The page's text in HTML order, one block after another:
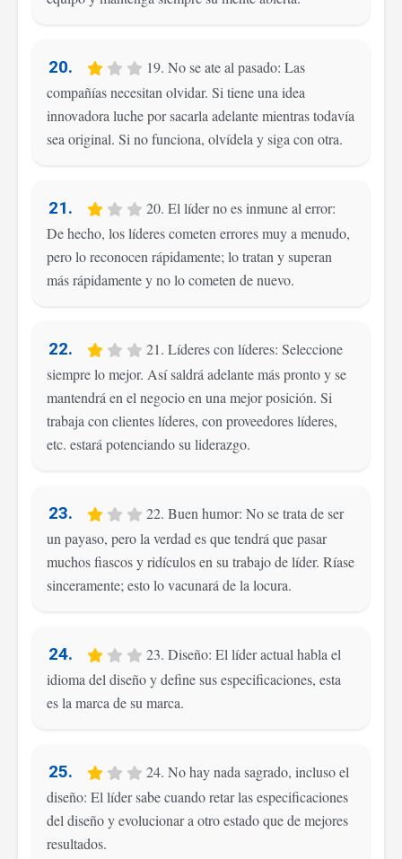
20.
19. No se ate al pasado: Las
compañías necesitan olvidar. Si tiene una idea
innovadora luche por sacarla adelante mientras todavía
sea original. Si no funciona, olvídela y siga con otra.
21.
20. El líder no es inmune al error:
De hecho, los líderes cometen errores muy a menudo,
pero lo reconocen rápidamente; lo tratan y superan
más rápidamente y no lo cometen de nuevo.
22.
21. Líderes con líderes: Seleccione
siempre lo mejor. Así saldrá adelante más pronto y se
mantendrá en el negocio en una mejor posición. Si
trabaja con clientes líderes, con proveedores líderes,
etc. estará potenciando su liderazgo.
23.
22. Buen humor: No se trata de ser
un payaso, pero la verdad es que tendrá que pasar
muchos fiascos y ridículos en su trabajo de líder. Ríase
sinceramente; esto lo vacunará de la locura.
24.
23. Diseño: El líder actual habla el
idioma del diseño y define sus especificaciones, esta
es la marca de su marca.
25.
24. No hay nada sagrado, incluso el
diseño: El líder sabe cuando retar las especificaciones
del diseño y evolucionar a otro estado que de mejores
resultados.